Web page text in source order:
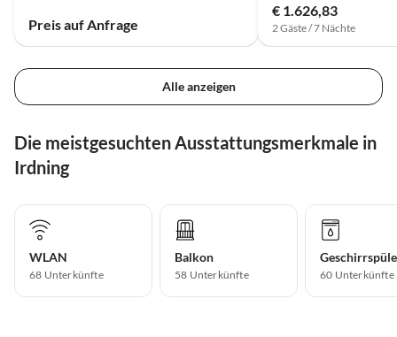
Preis auf Anfrage
€ 1.626,83
2 Gäste / 7 Nächte
Alle anzeigen
Die meistgesuchten Ausstattungsmerkmale in
Irdning
WLAN
68 Unterkünfte
Balkon
58 Unterkünfte 60 Unterkünfte